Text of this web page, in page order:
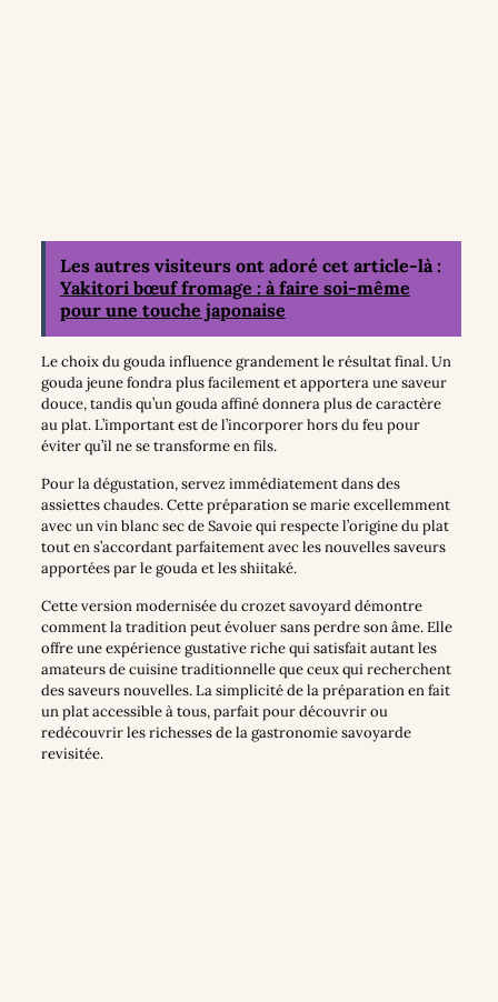
Les autres visiteurs ont adoré cet article-là :
Yakitori bœuf fromage : à faire soi-même
pour une touche japonaise
Le choix du gouda influence grandement le résultat final. Un
gouda jeune fondra plus facilement et apportera une saveur
douce, tandis qu’un gouda affiné donnera plus de caractère
au plat. L’important est de l’incorporer hors du feu pour
éviter qu’il ne se transforme en fils.
Pour la dégustation, servez immédiatement dans des
assiettes chaudes. Cette préparation se marie excellemment
avec un vin blanc sec de Savoie qui respecte l’origine du plat
tout en s’accordant parfaitement avec les nouvelles saveurs
apportées par le gouda et les shiitaké.
Cette version modernisée du crozet savoyard démontre
comment la tradition peut évoluer sans perdre son âme. Elle
offre une expérience gustative riche qui satisfait autant les
amateurs de cuisine traditionnelle que ceux qui recherchent
des saveurs nouvelles. La simplicité de la préparation en fait
un plat accessible à tous, parfait pour découvrir ou
redécouvrir les richesses de la gastronomie savoyarde
revisitée.